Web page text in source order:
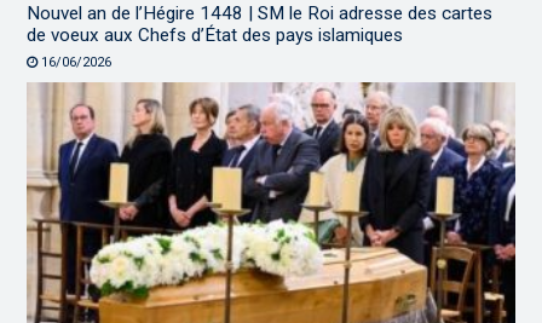
Nouvel an de l’Hégire 1448 | SM le Roi adresse des cartes
de voeux aux Chefs d’État des pays islamiques
16/06/2026